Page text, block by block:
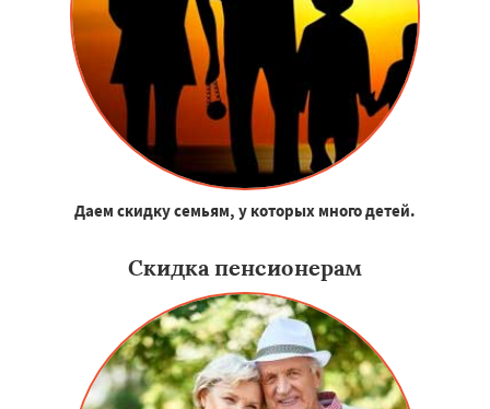
Даем скидку семьям, у которых много детей.
Скидка пенсионерам